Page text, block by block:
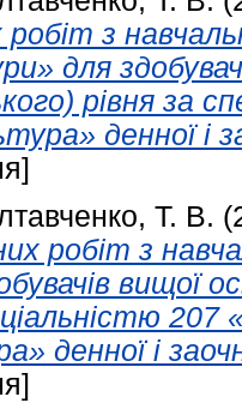
з
для
рівня за
денної і
Т. В.
робіт з
вищої
207
денної і